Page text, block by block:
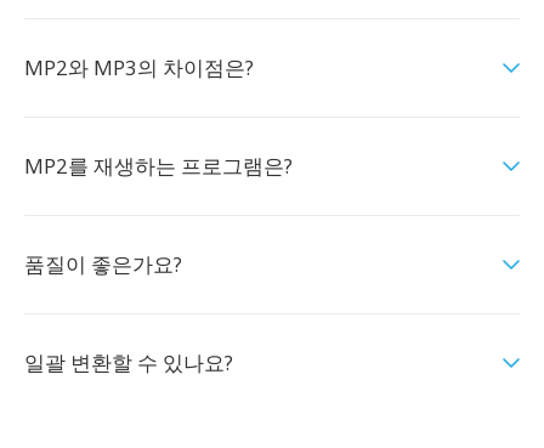
MP2와 MP3의 차이점은?
MP2를 재생하는 프로그램은?
품질이 좋은가요?
일괄 변환할 수 있나요?